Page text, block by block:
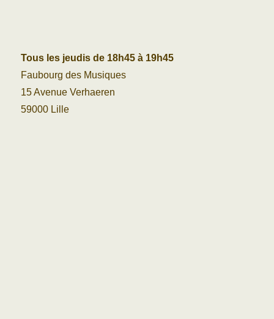
Tous les jeudis de 18h45 à 19h45
Faubourg des Musiques
15 Avenue Verhaeren
59000 Lille